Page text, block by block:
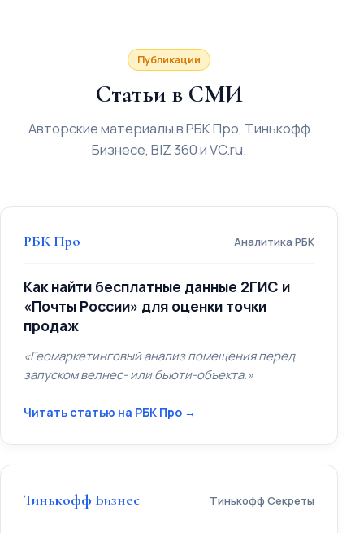
Публикации
Статьи в СМИ
Авторские материалы в РБК Про, Тинькофф
Бизнесе, BIZ 360 и VC.ru.
РБК Про Аналитика РБК
Как найти бесплатные данные 2ГИС и
«Почты России» для оценки точки
продаж
«Геомаркетинговый анализ помещения перед
запуском велнес- или бьюти-объекта.»
Читать статью на РБК Про →
Тинькофф Бизнес Тинькофф Секреты